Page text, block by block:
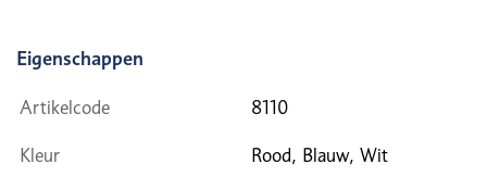
Eigenschappen
Artikelcode 8110
Kleur Rood, Blauw, Wit